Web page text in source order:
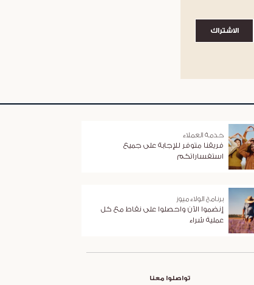
الاشتراك
خدمة العملاء
فريقنا متوفر للإجابة على جميع
استفساراتكم
برنامج الولاء ميوز
إنضموا الآن واحصلوا على نقاط مع كل
عملية شراء
تواصلوا معنا